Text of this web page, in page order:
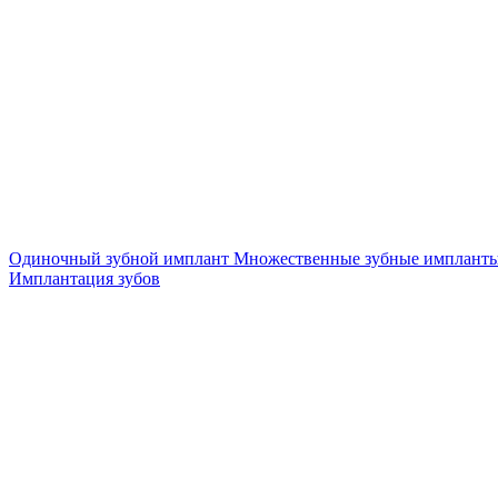
Одиночный зубной имплант Множественные зубные
Имплантация зубов